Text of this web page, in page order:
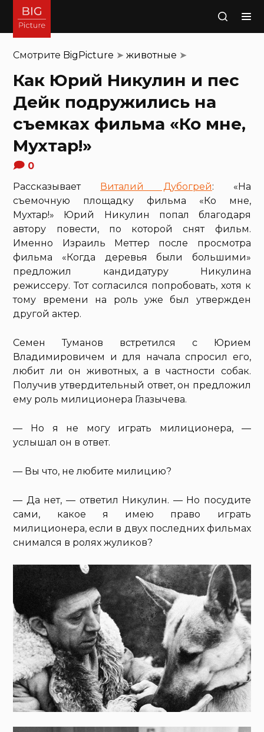
Поиск
Смотрите BigPicture ➤животные ➤
Как Юрий Никулин и пес
Дейк подружились на
съемках фильма «Ко мне,
Мухтар!»
0
Рассказывает Виталий Дубогрей: «На
съемочную площадку фильма «Ко мне,
Мухтар!» Юрий Никулин попал благодаря
автору повести, по которой снят фильм.
Именно Израиль Меттер после просмотра
фильма «Когда деревья были большими»
предложил кандидатуру Никулина
режиссеру. Тот согласился попробовать, хотя к
тому времени на роль уже был утвержден
другой актер.
Семен Туманов встретился с Юрием
Владимировичем и для начала спросил его,
любит ли он животных, а в частности собак.
Получив утвердительный ответ, он предложил
ему роль милиционера Глазычева.
— Но я не могу играть милиционера, —
услышал он в ответ.
— Вы что, не любите милицию?
— Да нет, — ответил Никулин. — Но посудите
сами, какое я имею право играть
милиционера, если в двух последних фильмах
снимался в ролях жуликов?